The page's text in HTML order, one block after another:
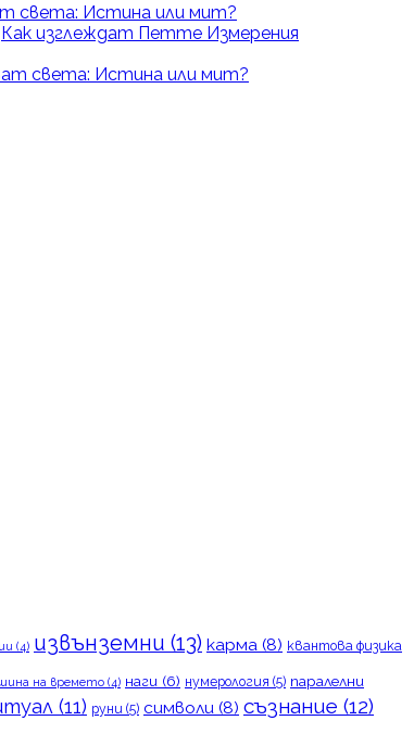
света: Истина или мит?
Как изглеждат Петте Измерения
света: Истина или мит?
(4) извънземни (13) карма (8) квантова физика
на времето (4) наги (6) нумерология (5) паралелни
(11) руни (5) символи (8) съзнание (12)